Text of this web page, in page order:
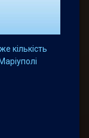
кількість